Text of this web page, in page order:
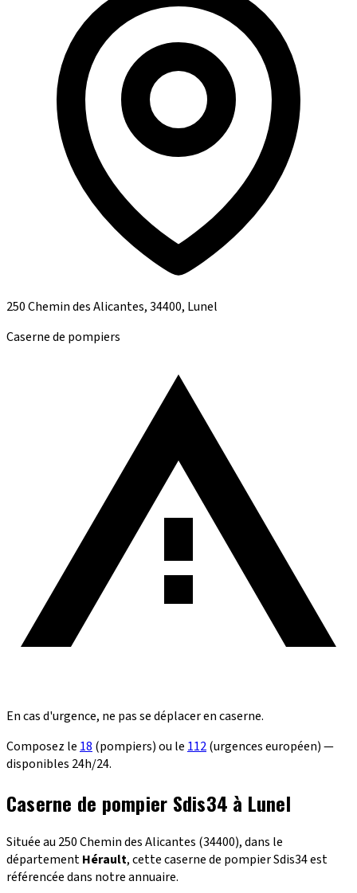
250 Chemin des Alicantes, 34400, Lunel
Caserne de pompiers
En cas d'urgence, ne pas se déplacer en caserne.
Composez le 18 (pompiers) ou le 112(urgences européen) —
disponibles 24h/24.
Caserne de pompier Sdis34 à Lunel
Située au 250 Chemin des Alicantes (34400), dans le
départementHérault, cette caserne de pompier Sdis34 est
référencée dans notre annuaire.